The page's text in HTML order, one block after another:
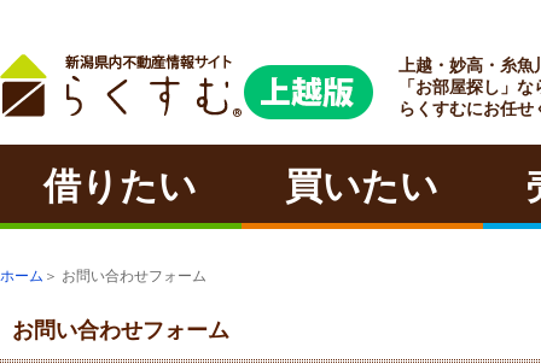
ラクチン
上越・妙高・糸魚
「お部屋探し」な
らくすむにお任せ
借りたい 買いたい
ホーム ＞ お問い合わせフォーム
お問い合わせフォーム